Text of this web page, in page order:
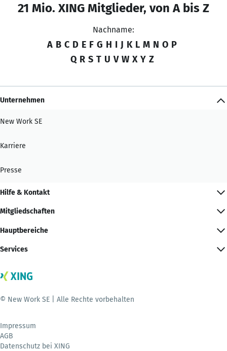
21 Mio. XING Mitglieder, von A bis Z
Nachname:
A B C D E F G H I J K L M N O P
Q R S T U V W X Y Z
Unternehmen
New Work SE
Karriere
Presse
Hilfe & Kontakt
Mitgliedschaften
Hauptbereiche
Services
© New Work SE | Alle Rechte vorbehalten
Impressum
AGB
Datenschutz bei XING